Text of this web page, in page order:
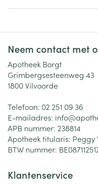
Neem contact met
Apotheek Borgt
Grimbergsesteenweg 43
1800Vilvoorde
Telefoon: 02 251 09 36
E-mailadres: info@
APB nummer: 238814
Apotheek titularis: Peggy
BTW nummer:
Klantenservice